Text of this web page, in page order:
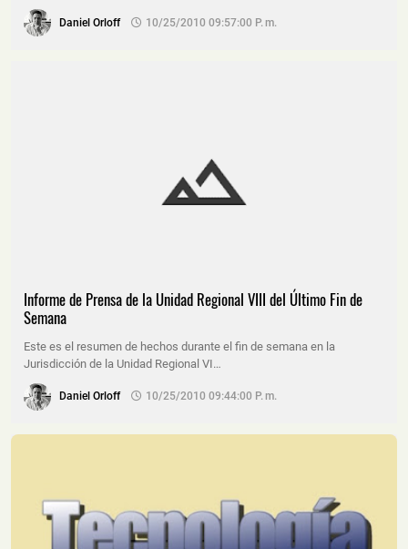
Daniel Orloff 10/25/2010 09:57:00 P. M.
Informe de Prensa de la Unidad Regional VIII del Último Fin de
Semana
Este es el resumen de hechos durante el fin de semana en la
Jurisdicción de la Unidad Regional VI…
Daniel Orloff 10/25/2010 09:44:00 P. M.